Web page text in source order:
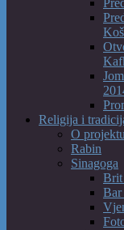
Koš
Religija i
O
Rabin
Sinagoga
Brit
Bar